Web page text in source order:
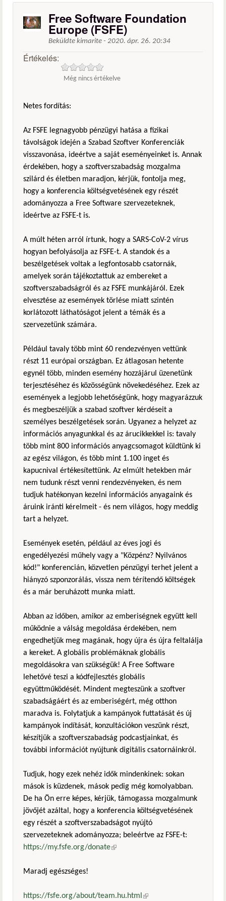
Free Software Foundation
Europe (FSFE)
Beküldte kimarite - 2020. ápr. 26. 20:34
Értékelés:
Még nincs értékelve
Netes fordítás:
Az FSFE legnagyobb pénzügyi hatása a fizikai
távolságok idején a Szabad Szoftver Konferenciák
visszavonása, ideértve a saját eseményeinket is. Annak
érdekében, hogy a szoftverszabadság mozgalma
szilárd és életben maradjon, kérjük, fontolja meg,
hogy a konferencia költségvetésének egy részét
adományozza a Free Software szervezeteknek,
ideértve az FSFE-t is.
A múlt héten arról írtunk, hogy a SARS-CoV-2 vírus
hogyan befolyásolja az FSFE-t. A standok és a
beszélgetések voltak a legfontosabb csatornák,
amelyek során tájékoztattuk az embereket a
szoftverszabadságról és az FSFE munkájáról. Ezek
elvesztése az események törlése miatt szintén
korlátozott láthatóságot jelent a témák és a
szervezetünk számára.
Például tavaly több mint 60 rendezvényen vettünk
részt 11 európai országban. Ez átlagosan hetente
egynél több, minden esemény hozzájárul üzenetünk
terjesztéséhez és közösségünk növekedéséhez. Ezek az
események a legjobb lehetőségünk, hogy magyarázzuk
és megbeszéljük a szabad szoftver kérdéseit a
személyes beszélgetések során. Ugyanez a helyzet az
információs anyagunkkal és az árucikkekkel is: tavaly
több mint 800 információs anyagcsomagot küldtünk ki
az egész világon, és több mint 1.100 inget és
kapucnival értékesítettünk. Az elmúlt hetekben már
nem tudunk részt venni rendezvényeken, és nem
tudjuk hatékonyan kezelni információs anyagaink és
áruink iránti kérelmeit - és nem világos, hogy meddig
tart a helyzet.
Események esetén, például az éves jogi és
engedélyezési műhely vagy a "Közpénz? Nyilvános
kód!" konferencián, közvetlen pénzügyi terhet jelent a
hiányzó szponzorálás, vissza nem térítendő költségek
és a már beruházott munka miatt.
Abban az időben, amikor az emberiségnek együtt kell
működnie a válság megoldása érdekében, nem
engedhetjük meg magának, hogy újra és újra feltalálja
a kereket. A globális problémáknak globális
megoldásokra van szükségük! A Free Software
lehetővé teszi a kódfejlesztés globális
együttműködését. Mindent megteszünk a szoftver
szabadságáért és az emberiségért, még otthon
maradva is. Folytatjuk a kampányok futtatását és új
kampányok indítását, konzultációkon veszünk részt,
készítjük a szoftverszabadság podcastjainkat, és
további információt nyújtunk digitális csatornáinkról.
Tudjuk, hogy ezek nehéz idők mindenkinek: sokan
mások is küzdenek, mások pedig még komolyabban.
De ha Ön erre képes, kérjük, támogassa mozgalmunk
jövőjét azáltal, hogy a konferencia költségvetésének
egy részét a szoftverszabadságot nyújtó
szervezeteknek adományozza; beleértve az FSFE-t:
https://my.fsfe.org/donate(külső hivatkozás)
Maradj egészséges!
https://fsfe.org/about/team.hu.html (külső hivatkozás)